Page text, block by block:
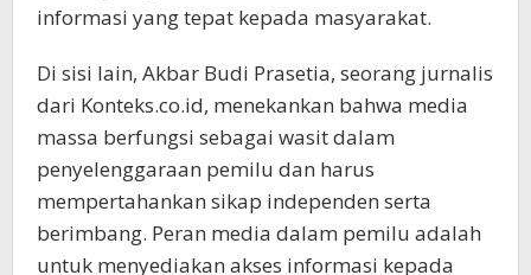
informasi yang tepat kepada masyarakat.
Di sisi lain, Akbar Budi Prasetia, seorang jurnalis
dari Konteks.co.id, menekankan bahwa media
massa berfungsi sebagai wasit dalam
penyelenggaraan pemilu dan harus
mempertahankan sikap independen serta
berimbang. Peran media dalam pemilu adalah
untuk menyediakan akses informasi kepada